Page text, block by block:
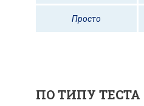
Просто
ПО ТИПУ ТЕСТА